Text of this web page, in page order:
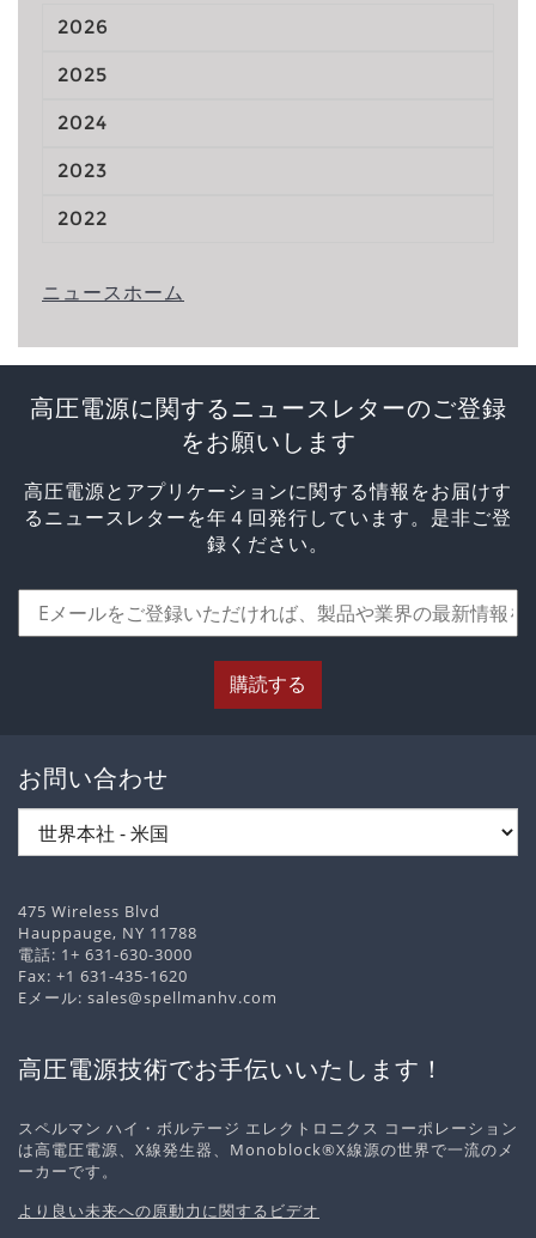
2026
2025
2024
2023
2022
ニュースホーム
高圧電源に関するニュースレターのご登録
をお願いします
高圧電源とアプリケーションに関する情報をお届けす
るニュースレターを年４回発行しています。是非ご登
録ください。
購読する
お問い合わせ
475 Wireless Blvd
Hauppauge, NY 11788
電話: 1+ 631-630-3000
Fax: +1 631-435-1620
Eメール: sales@spellmanhv.com
高圧電源技術でお手伝いいたします！
スペルマン ハイ・ボルテージ エレクトロニクス コーポレーション
は高電圧電源、X線発生器、Monoblock®X線源の世界で一流のメ
ーカーです。
より良い未来への原動力に関するビデオ